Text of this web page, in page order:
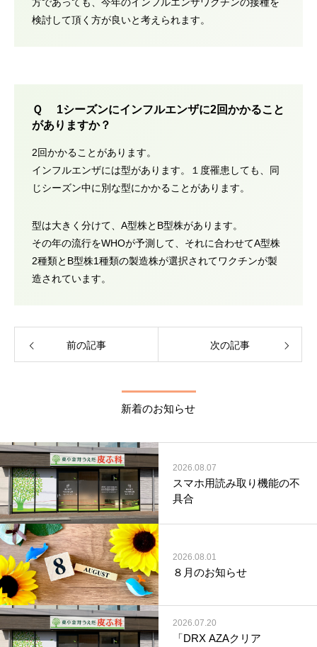
検討して頂く方が良いと考えられます。
Ｑ 1シーズンにインフルエンザに2回かかること
がありますか？
2回かかることがあります。
インフルエンザには型があります。１度罹患しても、同
じシーズン中に別な型にかかることがあります。
型は大きく分けて、A型株とB型株があります。
その年の流行をWHOが予測して、それに合わせてA型株
2種類とB型株1種類の製造株が選択されてワクチンが製
造されています。
前の記事 次の記事
新着のお知らせ
2026.08.07
スマホ用読み取り機能の不
具合
2026.08.01
８月のお知らせ
2026.07.20
「DRX AZAクリア